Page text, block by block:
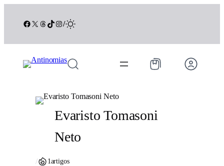
conteúdo
Facebook
X Threads
TikTok
Instagram
/
Evaristo Tomasoni
Neto
/ 1artigos